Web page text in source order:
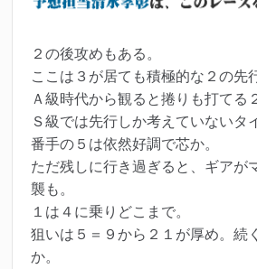
２の後攻めもある。
ここは３が居ても積極的な２の先
Ａ級時代から観ると捲りも打てる
Ｓ級では先行しか考えていないタ
番手の５は依然好調で芯か。
ただ残しに行き過ぎると、ギアが
襲も。
１は４に乗りどこまで。
狙いは５＝９から２１が厚め。続
か。